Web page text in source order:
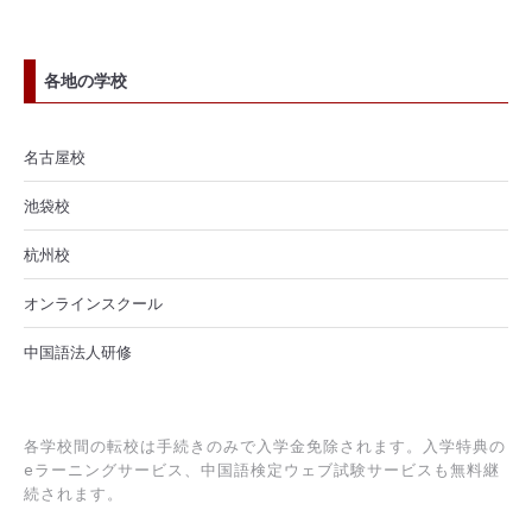
各地の学校
名古屋校
池袋校
杭州校
オンラインスクール
中国語法人研修
各学校間の転校は手続きのみで入学金免除されます。入学特典の
eラーニングサービス、中国語検定ウェブ試験サービスも無料継
続されます。